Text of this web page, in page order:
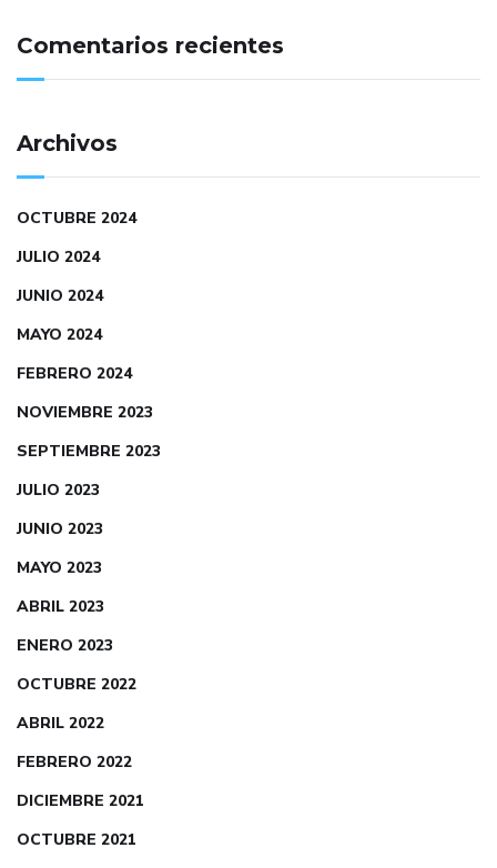
Comentarios recientes
Archivos
OCTUBRE 2024
JULIO 2024
JUNIO 2024
MAYO 2024
FEBRERO 2024
NOVIEMBRE 2023
SEPTIEMBRE 2023
JULIO 2023
JUNIO 2023
MAYO 2023
ABRIL 2023
ENERO 2023
OCTUBRE 2022
ABRIL 2022
FEBRERO 2022
DICIEMBRE 2021
OCTUBRE 2021